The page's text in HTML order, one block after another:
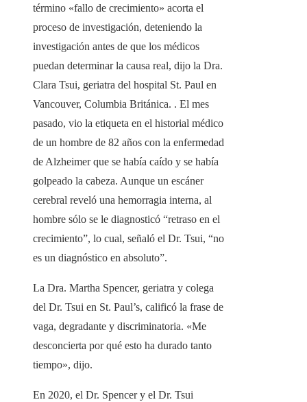
término «fallo de crecimiento» acorta el
proceso de investigación, deteniendo la
investigación antes de que los médicos
puedan determinar la causa real, dijo la Dra.
Clara Tsui, geriatra del hospital St. Paul en
Vancouver, Columbia Británica. . El mes
pasado, vio la etiqueta en el historial médico
de un hombre de 82 años con la enfermedad
de Alzheimer que se había caído y se había
golpeado la cabeza. Aunque un escáner
cerebral reveló una hemorragia interna, al
hombre sólo se le diagnosticó “retraso en el
crecimiento”, lo cual, señaló el Dr. Tsui, “no
es un diagnóstico en absoluto”.
La Dra. Martha Spencer, geriatra y colega
del Dr. Tsui en St. Paul’s, calificó la frase de
vaga, degradante y discriminatoria. «Me
desconcierta por qué esto ha durado tanto
tiempo», dijo.
En 2020, el Dr. Spencer y el Dr. Tsui